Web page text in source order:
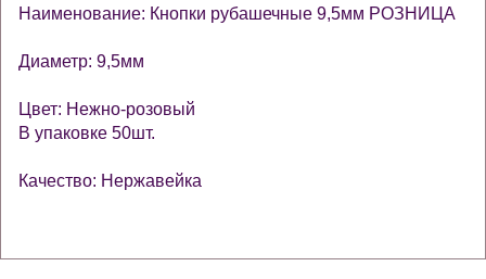
Наименование: Кнопки рубашечные 9,5мм РОЗНИЦА
Диаметр: 9,5мм
Цвет: Нежно-розовый
В упаковке 50шт.
Качество: Нержавейка